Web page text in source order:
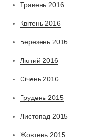
Травень 2016
Квітень 2016
Березень 2016
Лютий 2016
Січень 2016
Грудень 2015
Листопад 2015
Жовтень 2015